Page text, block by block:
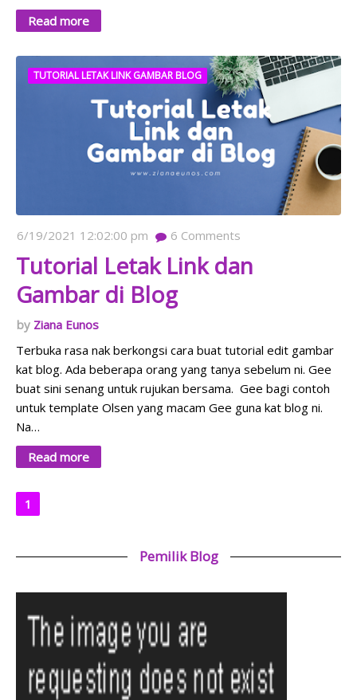
Read more
TUTORIAL LETAK LINK GAMBAR BLOG
6/19/2021 12:02:00 pm 6 Comments
Tutorial Letak Link dan
Gambar di Blog
Ziana Eunos
Terbuka rasa nak berkongsi cara buat tutorial edit gambar
kat blog. Ada beberapa orang yang tanya sebelum ni. Gee
buat sini senang untuk rujukan bersama. Gee bagi contoh
untuk template Olsen yang macam Gee guna kat blog ni.
Na…
Read more
1
Pemilik Blog